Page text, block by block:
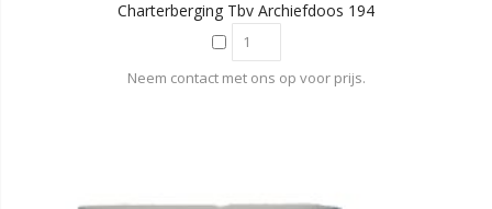
Charterberging Tbv Archiefdoos 194
Neem contact met ons op voor prijs.